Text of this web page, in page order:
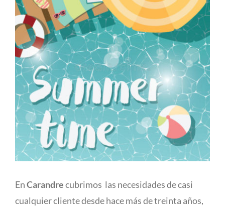
más
grande
EnCarandrecubrimos las necesidades de casi
cualquier cliente desde hace más de treinta años,